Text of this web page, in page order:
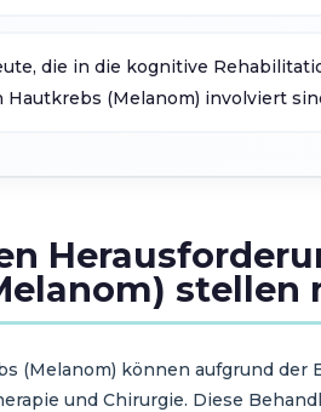
die in die kognitive
Hautkrebs (Melanom) involviert
stellen
(Melanom) können aufgrund
und Chirurgie. Diese